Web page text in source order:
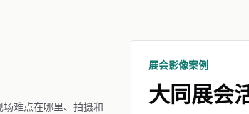
难点在哪里、拍摄和
展会影像案例
大同展会